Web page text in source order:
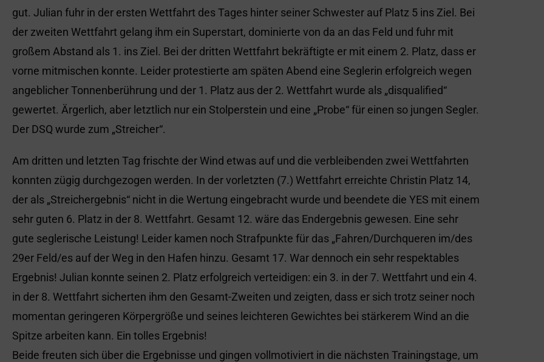
gut. Julian fuhr in der ersten Wettfahrt des Tages hinter seiner Schwester auf Platz 5 ins Ziel. Bei
der zweiten Wettfahrt gelang ihm ein Superstart, dominierte von da an das Feld und fuhr mit
großem Abstand als 1. ins Ziel. Bei der dritten Wettfahrt bekräftigte er mit einem 2. Platz, dass er
vorne mitmischen konnte. Leider protestierte am späten Abend eine Seglerin erfolgreich wegen
angeblicher Tonnenberührung und der 1. Platz aus der 2. Wettfahrt wurde als „disqualified“
gewertet. Ärgerlich, aber letztlich nur ein Stolperstein und eine „Probe“ für einen so jungen Segler.
Der DSQ wurde zum „Streicher“.
Am dritten und letzten Tag frischte der Wind etwas auf und die verbleibenden zwei Wettfahrten
konnten zügig durchgezogen werden. In der vorletzten (7.) Wettfahrt erreichte Christin Platz 14,
der als „Streichergebnis“ nicht in die Wertung eingebracht wurde und beendete die YES mit einem
sehr guten 6. Platz in der 8. Wettfahrt. Gesamt 12. wäre das Endergebnis gewesen. Eine sehr
gute seglerische Leistung! Leider kamen noch Strafpunkte für das „Fahren/Durchqueren im/des
29er Feld/es auf der Weg in den Hafen hinzu. Gesamt 17. War dennoch ein sehr respektables
Ergebnis! Julian konnte seinen 2. Platz erfolgreich verteidigen: ein 3. in der 7. Wettfahrt und ein 4.
in der 8. Wettfahrt sicherten ihm den Gesamt-Zweiten und zeigten, dass er sich trotz seiner noch
momentan geringeren Körpergröße und seines leichteren Gewichtes bei stärkerem Wind an die
Spitze arbeiten kann. Ein tolles Ergebnis!
Beide freuten sich über die Ergebnisse und gingen vollmotiviert in die nächsten Trainingstage, um